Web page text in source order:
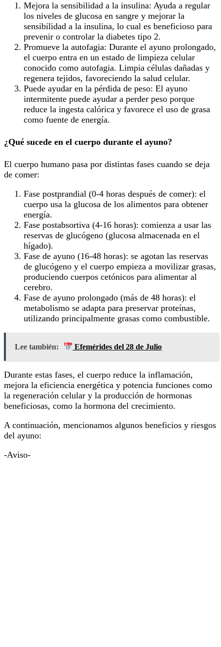
Mejora la sensibilidad a la insulina: Ayuda a regular
los niveles de glucosa en sangre y mejorar la
sensibilidad a la insulina, lo cual es beneficioso para
prevenir o controlar la diabetes tipo 2.
Promueve la autofagia: Durante el ayuno prolongado,
el cuerpo entra en un estado de limpieza celular
conocido como autofagia. Limpia células dañadas y
regenera tejidos, favoreciendo la salud celular.
Puede ayudar en la pérdida de peso: El ayuno
intermitente puede ayudar a perder peso porque
reduce la ingesta calórica y favorece el uso de grasa
como fuente de energía.
¿Qué sucede en el cuerpo durante el ayuno?
El cuerpo humano pasa por distintas fases cuando se deja
de comer:
Fase postprandial (0-4 horas después de comer): el
cuerpo usa la glucosa de los alimentos para obtener
energía.
Fase postabsortiva (4-16 horas): comienza a usar las
reservas de glucógeno (glucosa almacenada en el
hígado).
Fase de ayuno (16-48 horas): se agotan las reservas
de glucógeno y el cuerpo empieza a movilizar grasas,
produciendo cuerpos cetónicos para alimentar al
cerebro.
Fase de ayuno prolongado (más de 48 horas): el
metabolismo se adapta para preservar proteínas,
utilizando principalmente grasas como combustible.
Lee también: Efemérides del 28 de Julio
Durante estas fases, el cuerpo reduce la inflamación,
mejora la eficiencia energética y potencia funciones como
la regeneración celular y la producción de hormonas
beneficiosas, como la hormona del crecimiento.
A continuación, mencionamos algunos beneficios y riesgos
del ayuno:
-Aviso-